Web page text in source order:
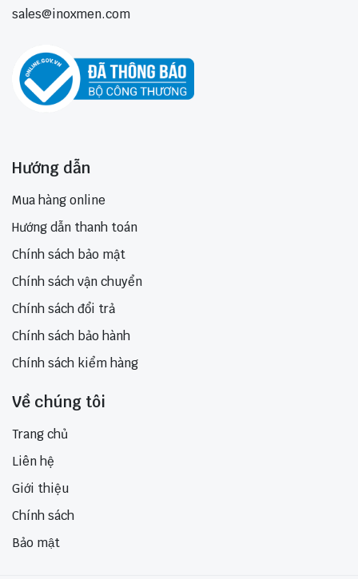
sales@inoxmen.com
Hướng dẫn
Mua hàng online
Hướng dẫn thanh toán
Chính sách bảo mật
Chính sách vận chuyển
Chính sách đổi trả
Chính sách bảo hành
Chính sách kiểm hàng
Về chúng tôi
Trang chủ
Liên hệ
Giới thiệu
Chính sách
Bảo mật